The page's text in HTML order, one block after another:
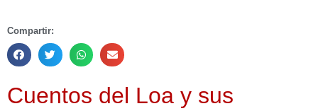
Compartir:
Cuentos del Loa y sus